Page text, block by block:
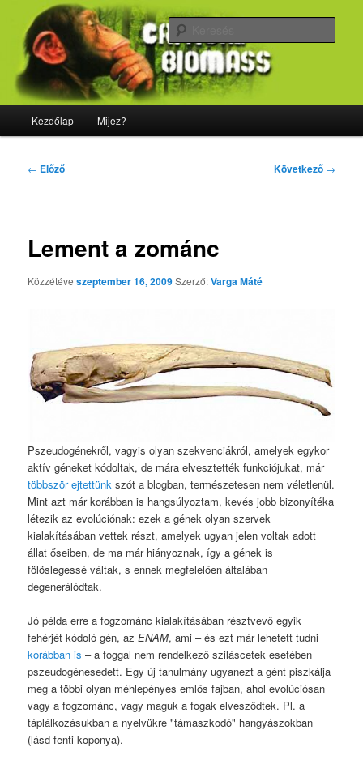
elsődleges
tartalomraCriticalBiomass
Majdnem minden, ami biológia
Kezdőlap Mijez?
Bejegyzés
← Előző Következő →
Lement a zománc
Közzétéveszeptember 16, 2009Szerző:Varga Máté
Pszeudogénekről, vagyis olyan szekvenciákról, amelyek egykor
aktív géneket kódoltak, de mára elvesztették funkciójukat, már
többször ejtettünk szót a blogban, természetesen nem véletlenül.
Mint azt már korábban is hangsúlyoztam, kevés jobb bizonyítéka
létezik az evolúciónak: ezek a gének olyan szervek
kialakításában vettek részt, amelyek ugyan jelen voltak adott
állat őseiben, de ma már hiányoznak, így a gének is
fölöslegessé váltak, s ennek megfelelően általában
degenerálódtak.
Jó példa erre a fogzománc kialakításában résztvevő egyik
fehérjét kódoló gén, azENAM, ami – és ezt már lehetett tudni
korábban is – a foggal nem rendelkező sziláscetek esetében
pszeudogénesedett. Egy új tanulmány ugyanezt a gént piszkálja
meg a többi olyan méhlepényes emlős fajban, ahol evolúciósan
vagy a fogzománc, vagy maguk a fogak elvesződtek. Pl. a
táplálkozásukban a nyelvükre "támaszkodó" hangyászokban
(lásd fenti koponya).